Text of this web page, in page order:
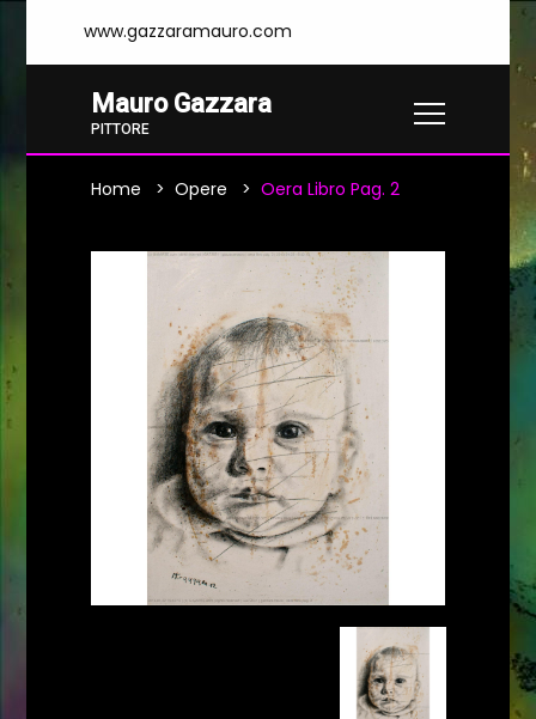
www.gazzaramauro.com
Mauro Gazzara
PITTORE
Home Opere Oera Libro Pag. 2